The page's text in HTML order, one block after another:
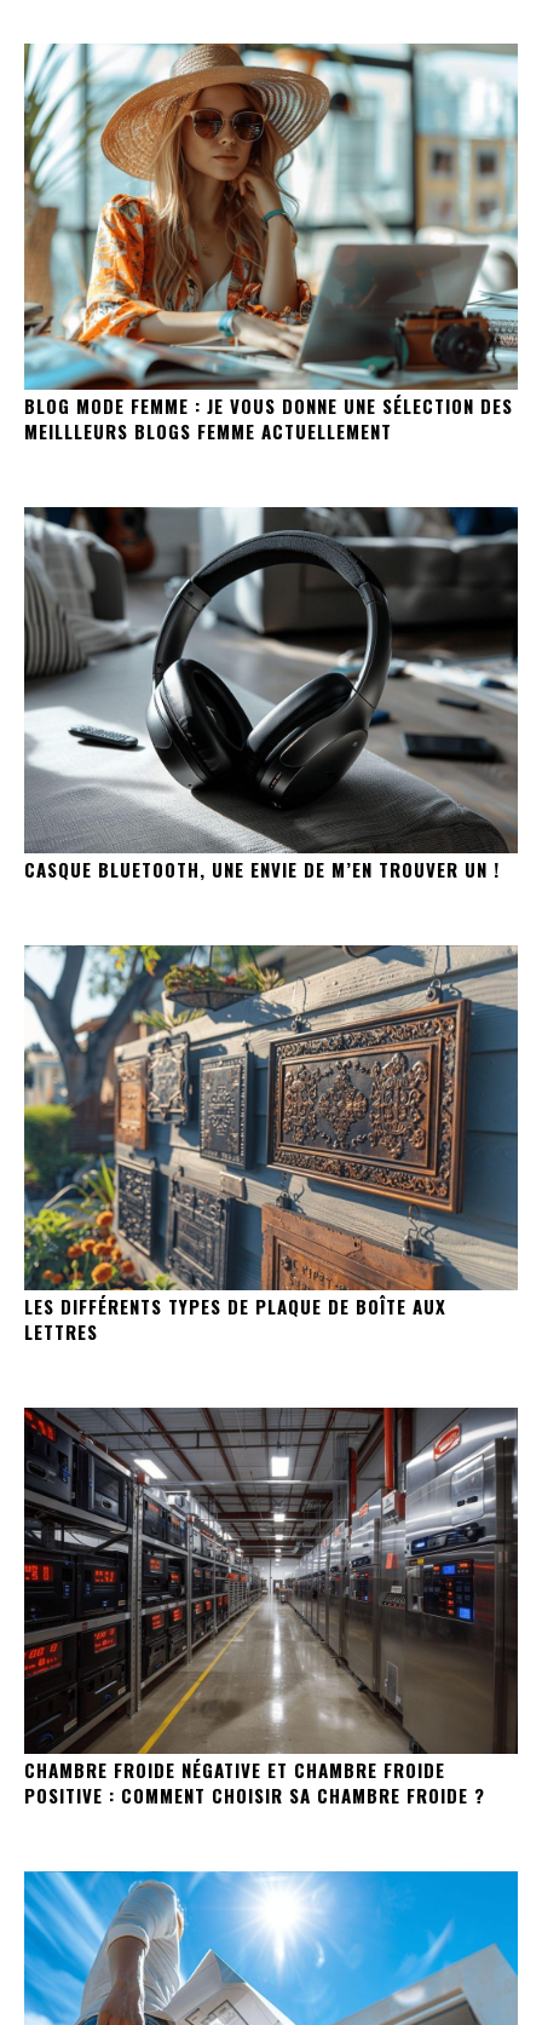
BLOG MODE FEMME : JE VOUS DONNE UNE SÉLECTION DES
MEILLLEURS BLOGS FEMME ACTUELLEMENT
CASQUE BLUETOOTH, UNE ENVIE DE M’EN TROUVER UN !
LES DIFFÉRENTS TYPES DE PLAQUE DE BOÎTE AUX
LETTRES
CHAMBRE FROIDE NÉGATIVE ET CHAMBRE FROIDE
POSITIVE : COMMENT CHOISIR SA CHAMBRE FROIDE ?